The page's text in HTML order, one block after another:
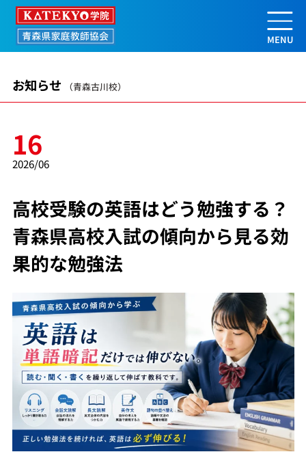
高校受験の英語はどう勉強する？青
お知らせ （青森古川校）
16
2026/06
高校受験の英語はどう勉強する？
青森県高校入試の傾向から見る効
果的な勉強法